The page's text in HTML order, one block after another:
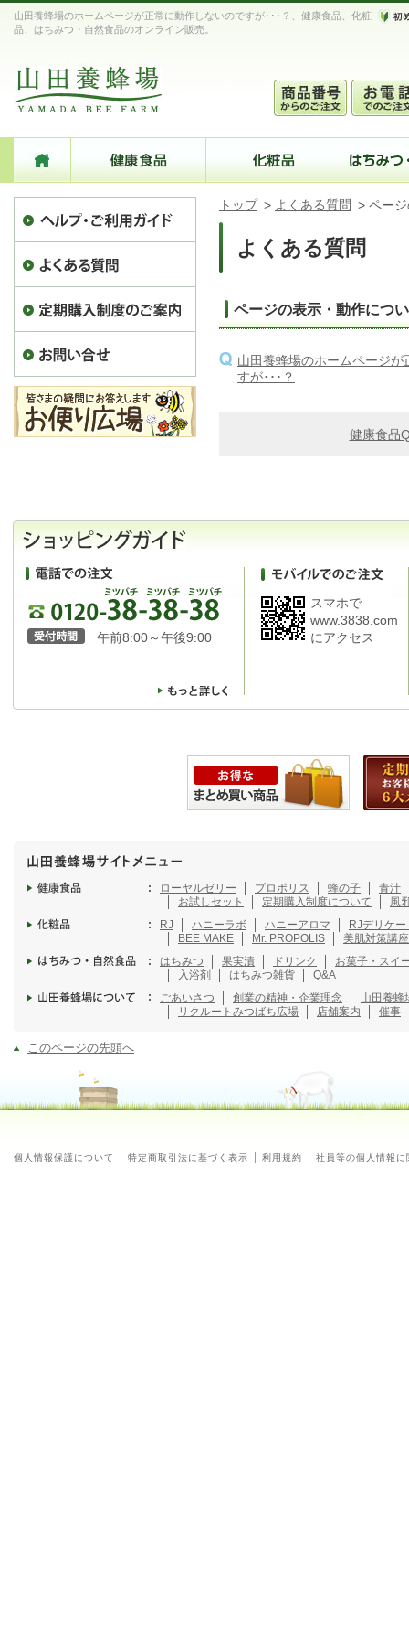
山田養蜂場のホームページが正常に動作しないのですが･･･？、健康食品、化粧
品、はちみつ・自然食品のオンライン販売。
トップ > よくある質問 > ペー
よくある質問
ページの表示・動作につ
山田養蜂場のホームページ
すが･･･？
健康食品
午前8:00～午後9:00
スマホで
www.3838.com
にアクセス
ローヤルゼリー プロポリス 蜂の子
青汁
お試しセット
定期購入制度について
風
RJ
ハニーラボ ハニーアロマ
RJデリケ
BEE MAKE
Mr. PROPOLIS
美肌対策講座
はちみつ
果実漬 ドリンク
お菓子・スイ
入浴剤
はちみつ雑貨
Q&A
ごあいさつ
創業の精神・企業理念
山田養蜂
リクルート みつばち広場 店舗案内 催事
このページの先頭へ
個人情報保護について 特定商取引法に基づく表示 利用規約 社員等の個人情報